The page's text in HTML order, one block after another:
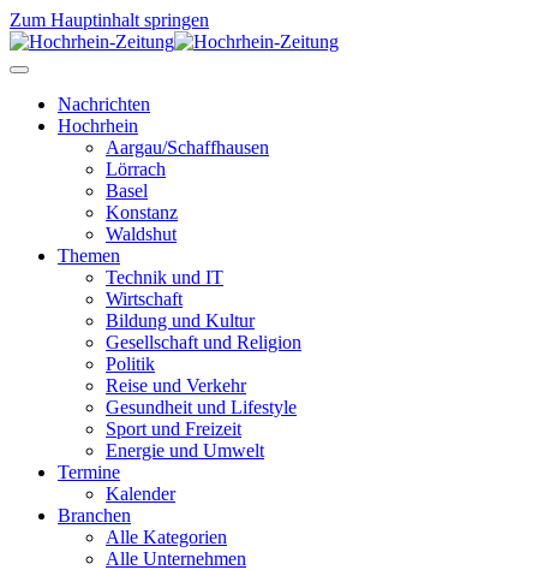
Zum Hauptinhalt springen
Nachrichten
Hochrhein
Aargau/Schaffhausen
Lörrach
Basel
Konstanz
Waldshut
Themen
Technik und IT
Wirtschaft
Bildung und Kultur
Gesellschaft und Religion
Politik
Reise und Verkehr
Gesundheit und Lifestyle
Sport und Freizeit
Energie und Umwelt
Termine
Kalender
Branchen
Alle Kategorien
Alle Unternehmen